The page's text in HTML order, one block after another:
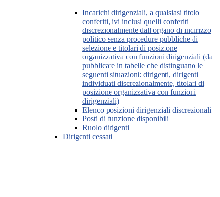
Incarichi dirigenziali, a qualsiasi titolo
conferiti, ivi inclusi quelli conferiti
discrezionalmente dall'organo di indirizzo
politico senza procedure pubbliche di
selezione e titolari di posizione
organizzativa con funzioni dirigenziali (da
pubblicare in tabelle che distinguano le
seguenti situazioni: dirigenti, dirigenti
individuati discrezionalmente, titolari di
posizione organizzativa con funzioni
dirigenziali)
Elenco posizioni dirigenziali discrezionali
Posti di funzione disponibili
Ruolo dirigenti
Dirigenti cessati